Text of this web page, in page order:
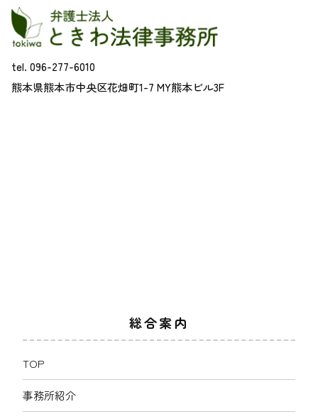
tel. 096-277-6010
熊本県熊本市中央区花畑町1-7 MY熊本ビル3F
総合案内
TOP
事務所紹介